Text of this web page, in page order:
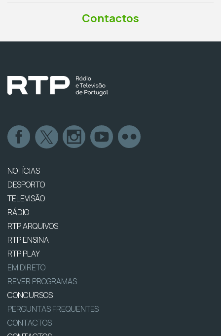
Contactos
NOTÍCIAS
DESPORTO
TELEVISÃO
RÁDIO
RTP ARQUIVOS
RTP ENSINA
RTP PLAY
EM DIRETO
REVER PROGRAMAS
CONCURSOS
PERGUNTAS FREQUENTES
CONTACTOS